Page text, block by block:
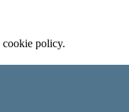
cookie policy.